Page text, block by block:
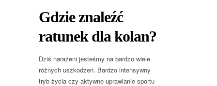
Gdzie znaleźć
ratunek dla kolan?
Dziś narażeni jesteśmy na bardzo wiele
różnych uszkodzeń. Bardzo intensywny
tryb życia czy aktywne uprawianie sportu